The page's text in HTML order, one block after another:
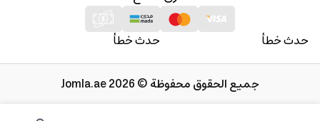
حدث خطأ حدث خطأ
جميع الحقوق محفوظة © 2026 Jomla.ae